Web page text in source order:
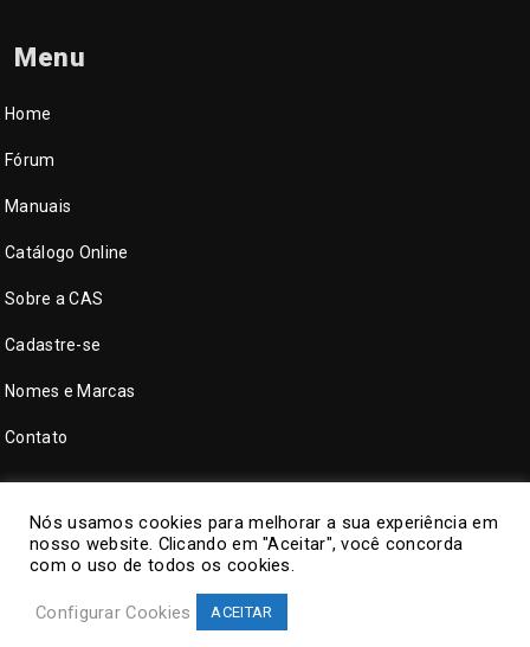
Menu
Home
Fórum
Manuais
Catálogo Online
Sobre a CAS
Cadastre-se
Nomes e Marcas
Contato
CAS Tecnologia. Todos direitos reservados.
Nós usamos cookies para melhorar a sua experiência em
nosso website. Clicando em "Aceitar", você concorda
com o uso de todos os cookies.
Configurar Cookies ACEITAR